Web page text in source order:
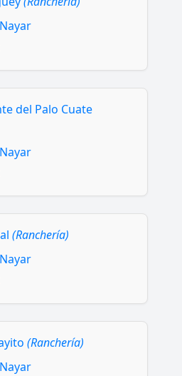
del Palo Cuate
(Ranchería)
(Ranchería)